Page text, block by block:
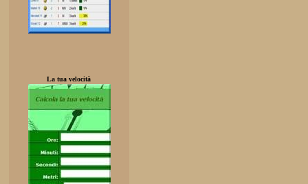
La tua velocità